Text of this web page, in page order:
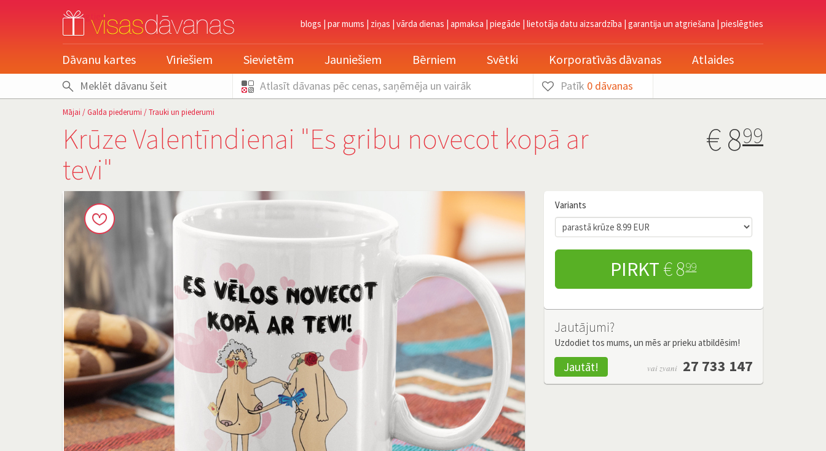
blogs | par mums | ziņas | vārda dienas | apmaksa | piegāde | lietotāja datu aizsardzība | garantija un atgriešana | pieslēgties
pieslēgties
Dāvanu kartes Vīriešiem Sievietēm Jauniešiem Bērniem Svētki Korporatīvās dāvanas Atlaides
Atlasīt dāvanas pēc cenas, saņēmēja un vairāk Patīk 0dāvanas
Mājai /Galda piederumi /Trauki un piederumi
Krūze Valentīndienai "Es gribu novecot kopā ar
tevi"
€899
Variants
PIRKT € 899
Jautājumi?
Uzdodiet tos mums, un mēs ar prieku atbildēsim!
Jautāt! vai zvani 27 733 147